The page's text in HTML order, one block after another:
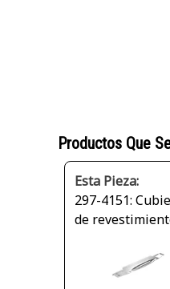
Productos Que
Esta Pieza:
297-4151:
de